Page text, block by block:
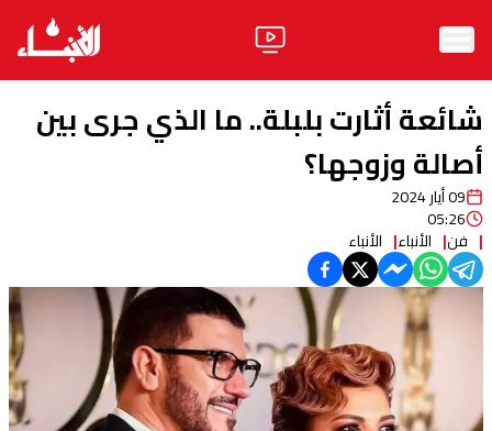
الرئيسية
الأخبار
آراء
فيديو
مواقف
وليد جنبلاطالحزب
ابحث
شائعة أثارت بلبلة.. ما الذي جرى بين
أصالة وزوجها؟
09 أيار 2024
05:26
فن الأنباء الأنباء